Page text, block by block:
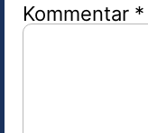
Kommentar *